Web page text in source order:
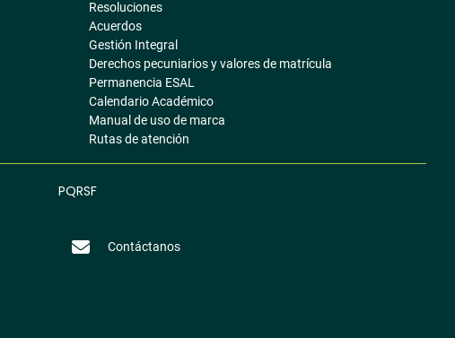
Resoluciones
Acuerdos
Gestión Integral
Derechos pecuniarios y valores de matrícula
Permanencia ESAL
Calendario Académico
Manual de uso de marca
Rutas de atención
PQRSF
Contáctanos